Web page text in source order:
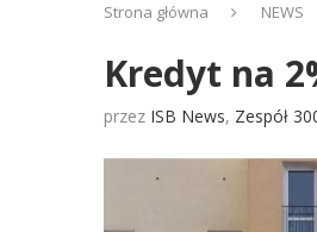
Strona główna NEWS
Kredyt na
przez ISB News, Zespół